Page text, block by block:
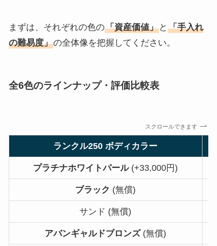
まずは、それぞれの色の「資産価値」と 「手入れ
の難易度」の全体像を把握してください。
全6色のラインナップ・評価比較表
スクロールできます
ランクル250 ボディカラー
プラチナホワイトパール(+33,000円)
ブラック (無償)
サンド (無償)
アバンギャルドブロンズ(無償)